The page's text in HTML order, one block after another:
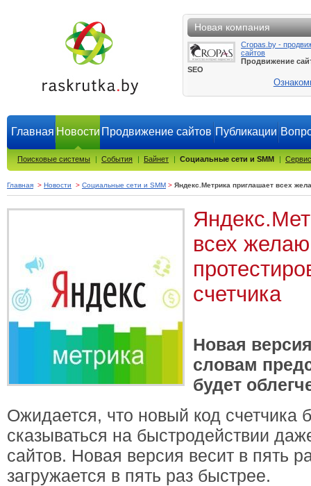
Новая компания
Cropas.by -
сайтов
Продвижение
SEO
Главная Новости Продвижение сайтов Публикации
Поисковые системы | События | Байнет | Социальные сети и SMM |
Главная > Новости > Социальные сети и SMM > Яндекс.Метрика приглашает всех
всех
счетчика
Новая
словам
будет
Ожидается, что новый код счетчика
сказываться на быстродействии
сайтов. Новая версия весит в пять
загружается в пять раз быстрее.